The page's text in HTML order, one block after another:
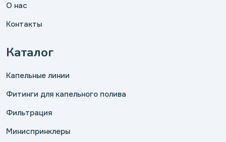
О нас
Контакты
Каталог
Капельные линии
Фитинги для капельного полива
Фильтрация
Миниспринклеры